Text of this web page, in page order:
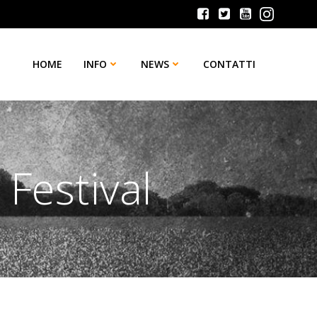
HOME INFO NEWS CONTATTI